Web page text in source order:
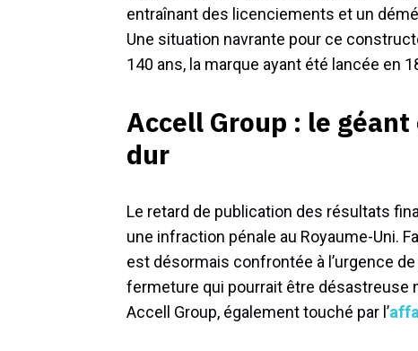
entraînant des licenciements et un
Une situation navrante pour ce
140 ans, la marque ayant été lancée en
Accell Group : le
dur
Le retard de publication des résultats
une infraction pénale au Royaume-Uni.
est désormais confrontée à l’urgence
fermeture qui pourrait être désastreuse
Accell Group, également touché par l’